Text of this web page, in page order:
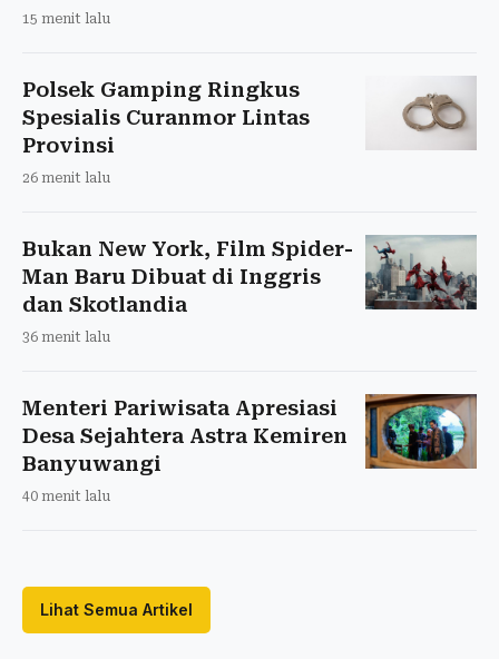
15 menit lalu
Polsek Gamping Ringkus
Spesialis Curanmor Lintas
Provinsi
26 menit lalu
Bukan New York, Film Spider-
Man Baru Dibuat di Inggris
dan Skotlandia
36 menit lalu
Menteri Pariwisata Apresiasi
Desa Sejahtera Astra Kemiren
Banyuwangi
40 menit lalu
Lihat Semua Artikel